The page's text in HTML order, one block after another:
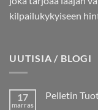
kilpailukykyiseen
UUTISIA / BLOGI
17
marras
Pelletin